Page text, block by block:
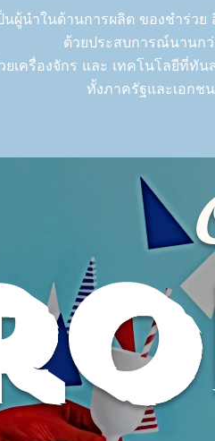
นผู้นำในด้านการผลิต ของชำร่ว
ด้วยประสบการณ์นานก
ยเครื่องจักร และ เทคโนโลยีที่ทั
ทั้งภาครัฐและเอกช